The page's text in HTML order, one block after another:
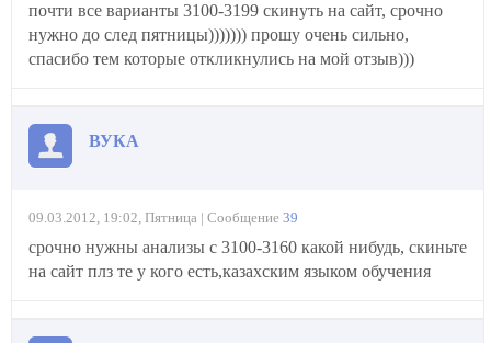
почти все варианты 3100-3199 скинуть на сайт, срочно
нужно до след пятницы))))))) прошу очень сильно,
спасибо тем которые откликнулись на мой отзыв)))
ВУКА
09.03.2012, 19:02, Пятница | Сообщение 39
срочно нужны анализы с 3100-3160 какой нибудь, скиньте
на сайт плз те у кого есть,казахским языком обучения